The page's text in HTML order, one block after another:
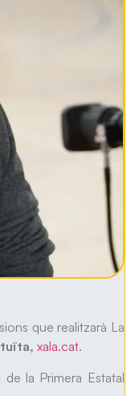
que realitzarà La
xala.cat.
la Primera Estatal